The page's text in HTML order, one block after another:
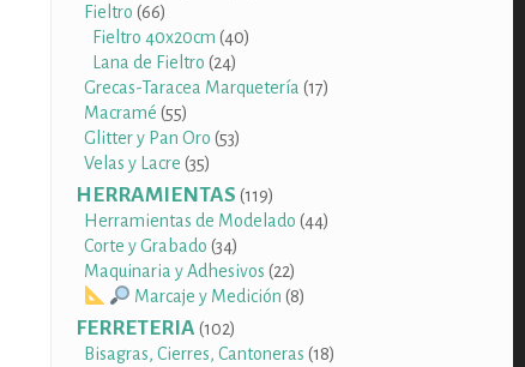
Fieltro 6666
productos
Fieltro 40x20cm 4040
Lana de Fieltro 2424
productos
Grecas-Taracea Marquetería 1717
Macramé 5555
productos
Glitter y Pan Oro 5353
Velas y Lacre 3535
productos
HERRAMIENTAS 119119
productos
Herramientas de Modelado 4444
Corte y Grabado 3434
productos
Maquinaria y Adhesivos 2222
productos
Marcaje y Medición 88
FERRETERIA 102102
productos
Bisagras, Cierres, Cantoneras 1818